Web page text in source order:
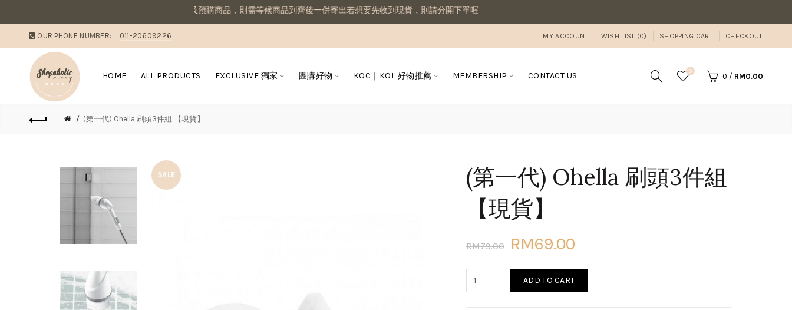
咪溫馨提醒：若同筆訂單有現貨商品及預購商品，則需等候商品到齊後一併寄出若想要先收到現貨，則請分開下單喔
OUR PHONE NUMBER: 011-20609226 MY ACCOUNT WISH LIST (0) SHOPPING CART CHECKOUT
HOME ALL PRODUCTS EXCLUSIVE 獨家 團購好物 KOC｜KOL 好物推薦 MEMBERSHIP CONTACT US 0
0 / RM0.00
(第一代) Ohella 刷頭3件組 【現貨】
SALE
(第一代) Ohella 刷頭3件組
【現貨】
RM79.00 RM69.00
ADD TO CART